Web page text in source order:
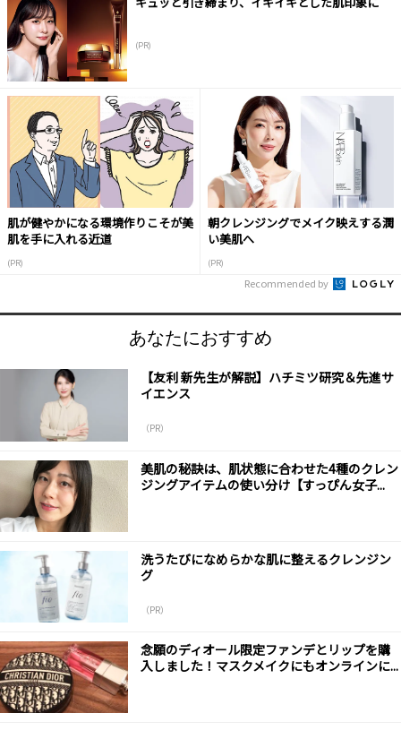
(PR)
肌が健やかになる環境作りこそが美
肌を手に入れる近道
(PR)
朝クレンジングでメイク映えする潤
い美肌へ
(PR)
Recommended by
あなたにおすすめ
【友利 新先生が解説】ハチミツ研究＆先進サ
イエンス
（PR）
美肌の秘訣は、肌状態に合わせた4種のクレン
ジングアイテムの使い分け【すっぴん女子...
洗うたびになめらかな肌に整えるクレンジン
グ
（PR）
念願のディオール限定ファンデとリップを購
入しました！マスクメイクにもオンラインに...